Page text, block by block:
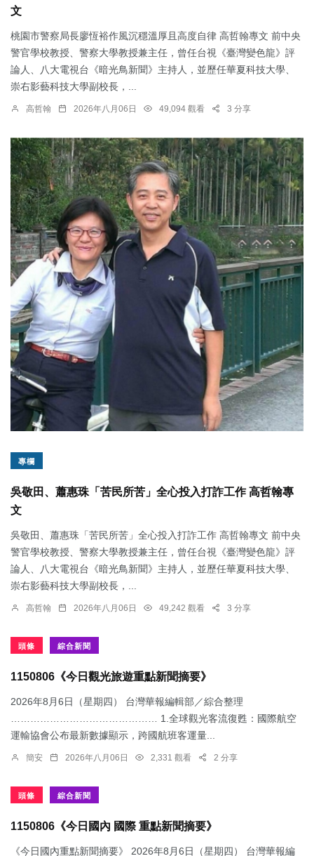
文
桃園市警察局長廖恆裕作風沉穩溫厚且高度自律 高哲翰專文 前中央
警官學校教授、警察大學教授兼主任，曾任台視《臺灣變色龍》評
論人、八大電視台《暗光鳥新聞》主持人，並歷任華夏科技大學、
崇右影藝科技大學副校長，...
高哲翰 2026年八月06日 49,094 觀看 3 分享
專欄
吳敬田、蕭惠珠「苦民所苦」全心投入打詐工作 高哲翰專
文
吳敬田、蕭惠珠「苦民所苦」全心投入打詐工作 高哲翰專文 前中央
警官學校教授、警察大學教授兼主任，曾任台視《臺灣變色龍》評
論人、八大電視台《暗光鳥新聞》主持人，並歷任華夏科技大學、
崇右影藝科技大學副校長，...
高哲翰 2026年八月06日 49,242 觀看 3 分享
頭條 綜合新聞
1150806《今日觀光旅遊重點新聞摘要》
2026年8月6日（星期四） 台灣華報編輯部／綜合整理
……………………………………… 1.​全球觀光客流復甦：國際航空
運輸協會公布最新數據顯示，跨國航班客運量...
簡安 2026年八月06日 2,331 觀看 2 分享
頭條 綜合新聞
1150806《今日國內 國際 重點新聞摘要》
《今日國內重點新聞摘要》 2026年8月6日（星期四） 台灣華報編